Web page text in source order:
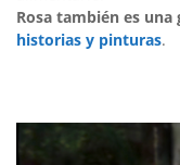
Rosa también es una
historias y pinturas.